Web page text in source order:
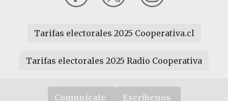
Tarifas electorales 2025 Cooperativa.cl
Tarifas electorales 2025 Radio Cooperativa
Comunícate Escríbenos